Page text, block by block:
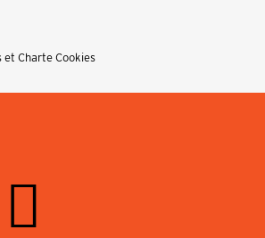
et Charte Cookies